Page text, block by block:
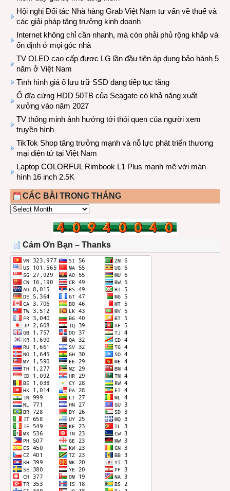
Hội nghị Đối tác Nhà hàng Grab Việt Nam tư vấn về thuế và
các giải pháp tăng trưởng kinh doanh
Internet không chỉ cần nhanh, mà còn phải phủ rộng khắp và
ổn định ở mọi góc nhà
TV OLED cao cấp được LG lần đầu tiên áp dụng bảo hành 5
năm ở Việt Nam
Tình hình giá ổ lưu trữ SSD đang tiếp tục tăng
Ổ đĩa cứng HDD 50TB của Seagate có khả năng xuất
xưởng vào năm 2027
TV thông minh ảnh hưởng tới thói quen của người xem
truyền hình
TikTok Shop tăng trưởng mạnh và nỗ lực phát triển thương
mại điện tử tại Việt Nam
Laptop COLORFUL Rimbook L1 Plus mạnh mẽ với màn
hình 16 inch 2.5K
CÁC BÀI TRONG THÁNG
CÁC
THÁNG
Cảm Ơn Bạn – Thanks